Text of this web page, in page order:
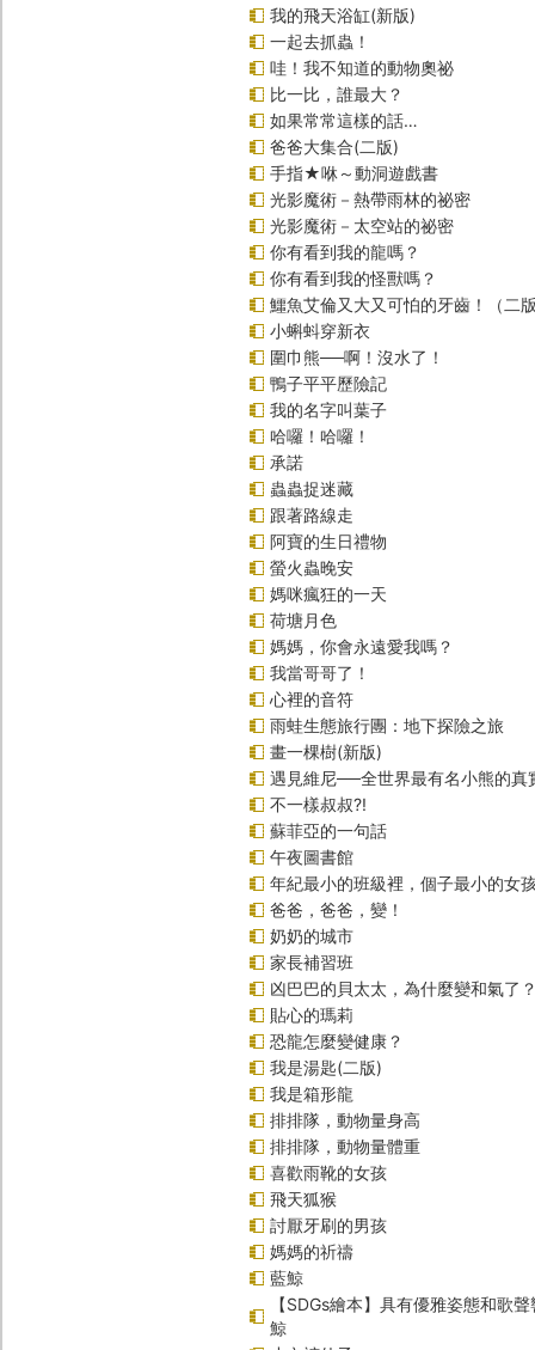
我的飛天浴缸(新版)
一起去抓蟲！
哇！我不知道的動物奧祕
比一比，誰最大？
如果常常這樣的話…
爸爸大集合(二版)
手指★咻～動洞遊戲書
光影魔術－熱帶雨林的祕密
光影魔術－太空站的祕密
你有看到我的龍嗎？
你有看到我的怪獸嗎？
鱷魚艾倫又大又可怕的牙齒！（二
小蝌蚪穿新衣
圍巾熊──啊！沒水了！
鴨子平平歷險記
我的名字叫葉子
哈囉！哈囉！
承諾
蟲蟲捉迷藏
跟著路線走
阿寶的生日禮物
螢火蟲晚安
媽咪瘋狂的一天
荷塘月色
媽媽，你會永遠愛我嗎？
我當哥哥了！
心裡的音符
雨蛙生態旅行團：地下探險之旅
畫一棵樹(新版)
遇見維尼──全世界最有名小熊的真
不一樣叔叔?!
蘇菲亞的一句話
午夜圖書館
年紀最小的班級裡，個子最小的女
爸爸，爸爸，變！
奶奶的城市
家長補習班
凶巴巴的貝太太，為什麼變和氣了
貼心的瑪莉
恐龍怎麼變健康？
我是湯匙(二版)
我是箱形龍
排排隊，動物量身高
排排隊，動物量體重
喜歡雨靴的女孩
飛天狐猴
討厭牙刷的男孩
媽媽的祈禱
藍鯨
【SDGs繪本】具有優雅姿態和歌
鯨